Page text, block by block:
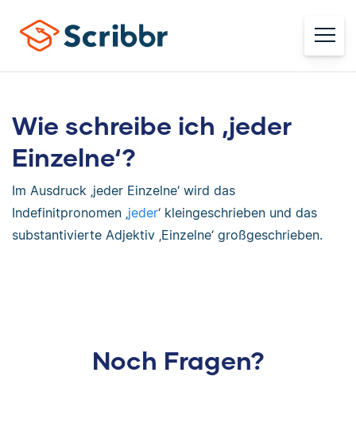
Wie schreibe ich ‚jeder
Einzelne‘?
Im Ausdruck ‚jeder Einzelne‘ wird das
Indefinitpronomen ‚jeder‘ kleingeschrieben und das
substantivierte Adjektiv ‚Einzelne‘ großgeschrieben.
Noch Fragen?